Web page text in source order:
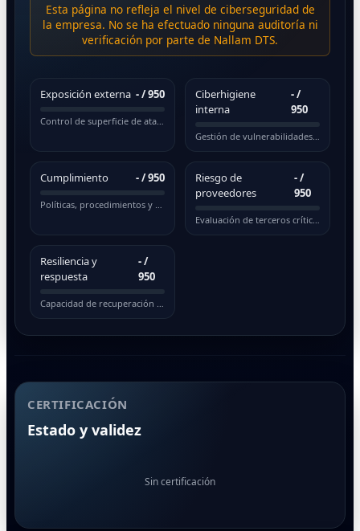
Esta página no refleja el nivel de ciberseguridad de
la empresa. No se ha efectuado ninguna auditoría ni
verificación por parte de Nallam DTS.
Exposición externa -/ 950
Control de superficie de ataque pública
Ciberhigiene
interna
-/
950
Gestión de vulnerabilidades y actualizaciones
Cumplimiento -/ 950
Políticas, procedimientos y normativas
Riesgo de
proveedores
-/
950
Evaluación de terceros críticos
Resiliencia y
respuesta
-/
950
Capacidad de recuperación ante incidentes
CERTIFICACIÓN
Estado y validez
Sin certificación